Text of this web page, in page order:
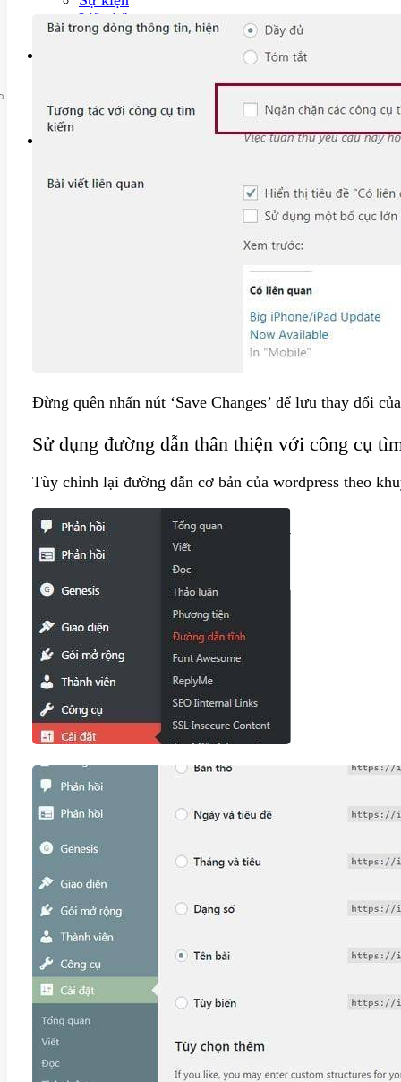
Liên hệ
Đừng quên nhấn nút ‘Save Changes’ để lưu thay đổi
Sử dụng đường dẫn thân thiện với công cụ
Tùy chỉnh lại đường dẫn cơ bản của wordpress theo